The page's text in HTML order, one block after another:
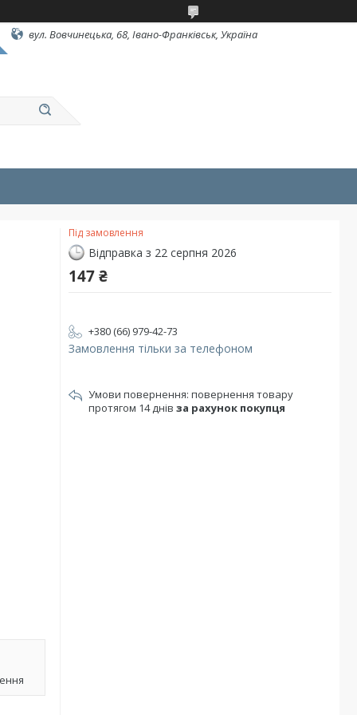
вул. Вовчинецька, 68, Івано-Франківськ, Україна
Під замовлення
Відправка з 22 серпня 2026
147 ₴
+380 (66) 979-42-73
Замовлення тільки за телефоном
повернення товару
протягом 14 днів за рахунок покупця